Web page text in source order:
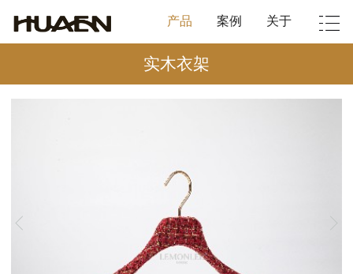
产品 案例 关于
实木衣架